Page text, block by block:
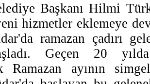
Başkanı Hilmi
hizmetler eklemeye
ramazan çadırı
Geçen 20
Ramazan ayının